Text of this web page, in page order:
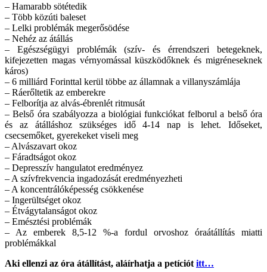
– Hamarabb sötétedik
– Több közúti baleset
– Lelki problémák megerősödése
– Nehéz az átállás
– Egészségügyi problémák (szív- és érrendszeri betegeknek,
kifejezetten magas vérnyomással küszködőknek és migréneseknek
káros)
– 6 milliárd Forinttal kerül többe az államnak a villanyszámlája
– Ráerőltetik az emberekre
– Felborítja az alvás-ébrenlét ritmusát
– Belső óra szabályozza a biológiai funkciókat felborul a belső óra
és az átálláshoz szükséges idő 4-14 nap is lehet. Időseket,
csecsemőket, gyerekeket viseli meg
– Alvászavart okoz
– Fáradtságot okoz
– Depresszív hangulatot eredményez
– A szívfrekvencia ingadozását eredményezheti
– A koncentrálóképesség csökkenése
– Ingerültséget okoz
– Étvágytalanságot okoz
– Emésztési problémák
– Az emberek 8,5-12 %-a fordul orvoshoz óraátállítás miatti
problémákkal
Aki ellenzi az óra átállítást, aláírhatja a petíciót itt…